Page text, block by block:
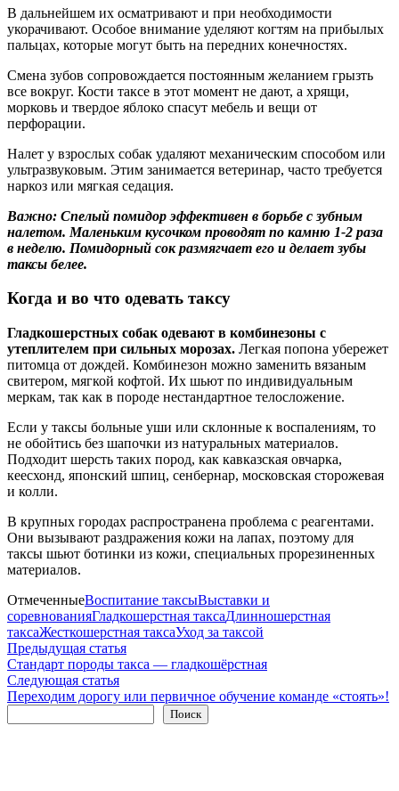
В дальнейшем их осматривают и при необходимости
укорачивают. Особое внимание уделяют когтям на прибылых
пальцах, которые могут быть на передних конечностях.
Смена зубов сопровождается постоянным желанием грызть
все вокруг. Кости таксе в этот момент не дают, а хрящи,
морковь и твердое яблоко спасут мебель и вещи от
перфорации.
Налет у взрослых собак удаляют механическим способом или
ультразвуковым. Этим занимается ветеринар, часто требуется
наркоз или мягкая седация.
Важно: Спелый помидор эффективен в борьбе с зубным
налетом. Маленьким кусочком проводят по камню 1-2 раза
в неделю. Помидорный сок размягчает его и делает зубы
таксы белее.
Когда и во что одевать таксу
Гладкошерстных собак одевают в комбинезоны с
утеплителем при сильных морозах. Легкая попона убережет
питомца от дождей. Комбинезон можно заменить вязаным
свитером, мягкой кофтой. Их шьют по индивидуальным
меркам, так как в породе нестандартное телосложение.
Если у таксы больные уши или склонные к воспалениям, то
не обойтись без шапочки из натуральных материалов.
Подходит шерсть таких пород, как кавказская овчарка,
кеесхонд, японский шпиц, сенбернар, московская сторожевая
и колли.
В крупных городах распространена проблема с реагентами.
Они вызывают раздражения кожи на лапах, поэтому для
таксы шьют ботинки из кожи, специальных прорезиненных
материалов.
ОтмеченныеВоспитание таксыВыставки и
соревнованияГладкошерстная таксаДлинношерстная
таксаЖесткошерстная таксаУход за таксой
Навигация
по
записям
Предыдущая статьяПредыдущая
статья:
Стандарт породы такса — гладкошёрстная
Следующая статьяСледующая
статья:
Переходим дорогу или первичное обучение команде «стоять»!
Поиск